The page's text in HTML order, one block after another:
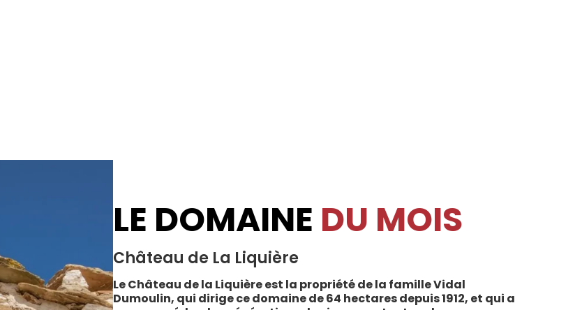
LE DOMAINE DU MOIS
Château de La Liquière
Le Château de la Liquière est la propriété de la famille Vidal
Dumoulin, qui dirige ce domaine de 64 hectares depuis 1912, et qui a